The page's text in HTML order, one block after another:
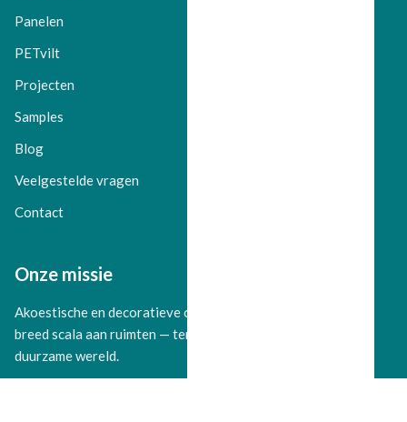
Panelen
PETvilt
Projecten
Samples
Blog
Veelgestelde vragen
Contact
Onze missie
Akoestische en decoratieve oplossingen bieden voor een
breed scala aan ruimten — terwijl we bijdragen aan een
duurzame wereld.